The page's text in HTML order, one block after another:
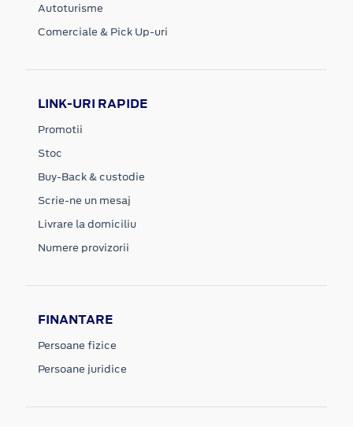
Autoturisme
Comerciale & Pick Up-uri
LINK-URI RAPIDE
Promotii
Stoc
Buy-Back & custodie
Scrie-ne un mesaj
Livrare la domiciliu
Numere provizorii
FINANTARE
Persoane fizice
Persoane juridice